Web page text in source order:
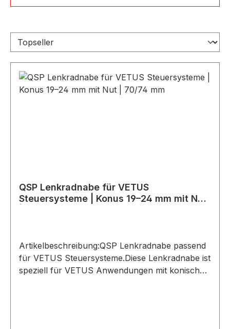
QSP Lenkradnabe für VETUS
Steuersysteme | Konus 19–24 mm mit Nut
Artikelbeschreibung:QSP Lenkradnabe passend
für VETUS Steuersysteme.Diese Lenkradnabe ist
speziell für VETUS Anwendungen mit konischer